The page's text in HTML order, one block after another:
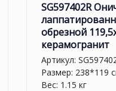
SG597402R
обрезной
керамогранит
Артикул:
Размер: 238*119
Вес: 1.15 кг